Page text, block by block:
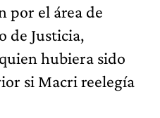
por el área de
de Justicia,
hubiera sido
si Macri reelegía